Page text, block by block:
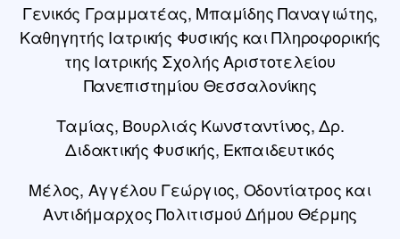
Γενικός Γραμματέας, Μπαμίδης Παναγιώτης,
Καθηγητής Ιατρικής Φυσικής και Πληροφορικής
της Ιατρικής Σχολής Αριστοτελείου
Πανεπιστημίου Θεσσαλονίκης
Ταμίας, Βουρλιάς Κωνσταντίνος, Δρ.
Διδακτικής Φυσικής, Εκπαιδευτικός
Μέλος, Αγγέλου Γεώργιος, Οδοντίατρος και
Αντιδήμαρχος Πολιτισμού Δήμου Θέρμης